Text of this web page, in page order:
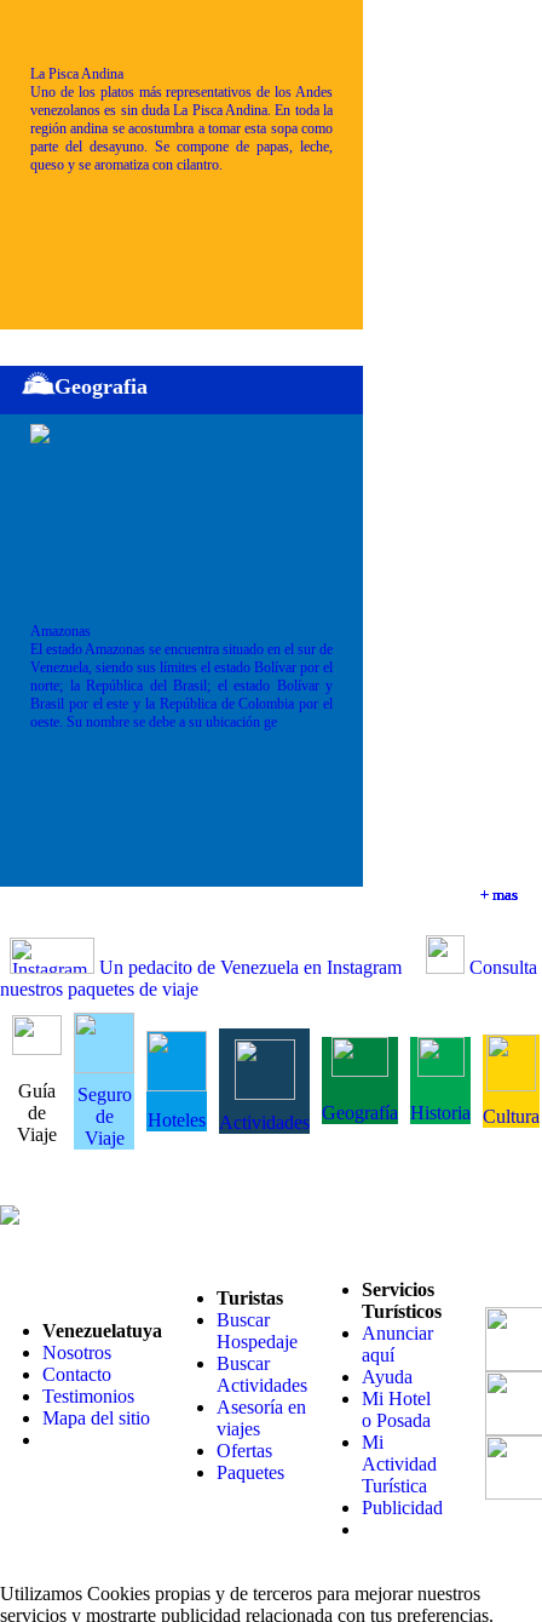
+ mas
+ mas
La Pisca Andina
Uno de los platos más representativos de los Andes
venezolanos es sin duda La Pisca Andina. En toda la
región andina se acostumbra a tomar esta sopa como
parte del desayuno. Se compone de papas, leche,
queso y se aromatiza con cilantro.
+ mas
Geografia
Amazonas
El estado Amazonas se encuentra situado en el sur de
Venezuela, siendo sus límites el estado Bolívar por el
norte; la República del Brasil; el estado Bolívar y
Brasil por el este y la República de Colombia por el
oeste. Su nombre se debe a su ubicación ge
+ mas
Un pedacito de Venezuela en Instagram
Consulta
nuestros paquetes de viaje
Guía
de
Viaje
Seguro
de
Viaje
Hoteles Actividades Geografía Historia Cultura
Venezuelatuya
Nosotros
Contacto
Testimonios
Mapa del sitio
Turistas
Buscar
Hospedaje
Buscar
Actividades
Asesoría en
viajes
Ofertas
Paquetes
Servicios
Turísticos
Anunciar
aquí
Ayuda
Mi Hotel
o Posada
Mi
Actividad
Turística
Publicidad
Utilizamos Cookies propias y de terceros para mejorar nuestros
servicios y mostrarte publicidad relacionada con tus preferencias.